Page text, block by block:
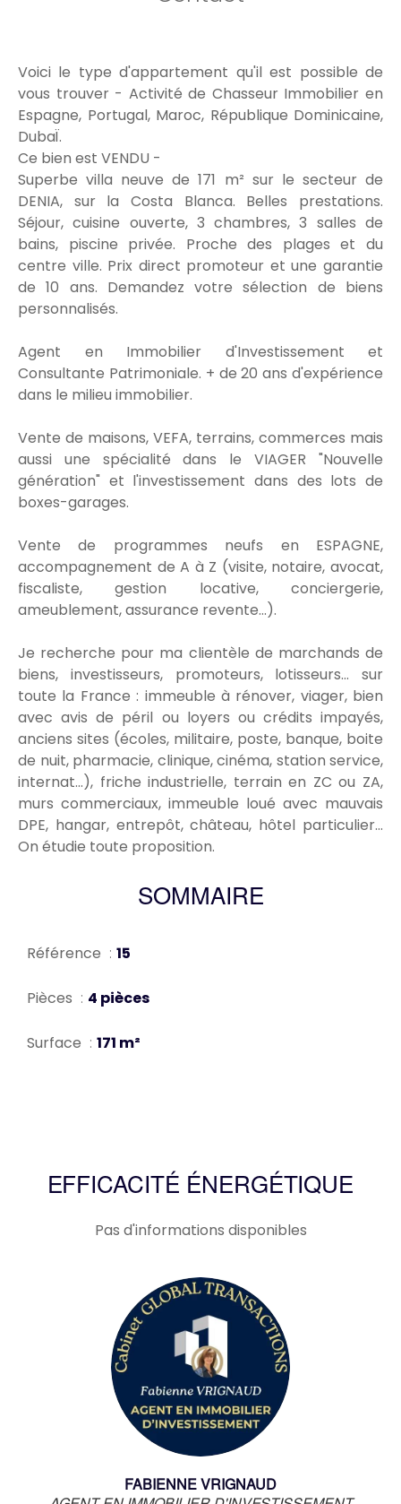
Voici le type d'appartement qu'il est possible de
vous trouver - Activité de Chasseur Immobilier en
Espagne, Portugal, Maroc, République Dominicaine,
DubaÏ.
Ce bien est VENDU -
Superbe villa neuve de 171 m² sur le secteur de
DENIA, sur la Costa Blanca. Belles prestations.
Séjour, cuisine ouverte, 3 chambres, 3 salles de
bains, piscine privée. Proche des plages et du
centre ville. Prix direct promoteur et une garantie
de 10 ans. Demandez votre sélection de biens
personnalisés.
Agent en Immobilier d'Investissement et
Consultante Patrimoniale. + de 20 ans d'expérience
dans le milieu immobilier.
Vente de maisons, VEFA, terrains, commerces mais
aussi une spécialité dans le VIAGER "Nouvelle
génération" et l'investissement dans des lots de
boxes-garages.
Vente de programmes neufs en ESPAGNE,
accompagnement de A à Z (visite, notaire, avocat,
fiscaliste, gestion locative, conciergerie,
ameublement, assurance revente...).
Je recherche pour ma clientèle de marchands de
biens, investisseurs, promoteurs, lotisseurs... sur
toute la France : immeuble à rénover, viager, bien
avec avis de péril ou loyers ou crédits impayés,
anciens sites (écoles, militaire, poste, banque, boite
de nuit, pharmacie, clinique, cinéma, station service,
internat...), friche industrielle, terrain en ZC ou ZA,
murs commerciaux, immeuble loué avec mauvais
DPE, hangar, entrepôt, château, hôtel particulier...
On étudie toute proposition.
SOMMAIRE
Référence 15
Pièces 4 pièces
Surface 171 m²
EFFICACITÉ ÉNERGÉTIQUE
Pas d'informations disponibles
FABIENNE VRIGNAUD